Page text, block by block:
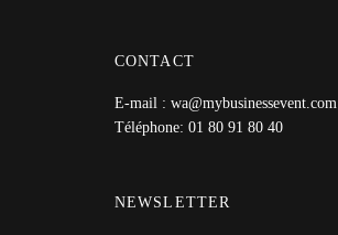
CONTACT
E-mail : wa@mybusinessevent.com
Téléphone: 01 80 91 80 40
NEWSLETTER